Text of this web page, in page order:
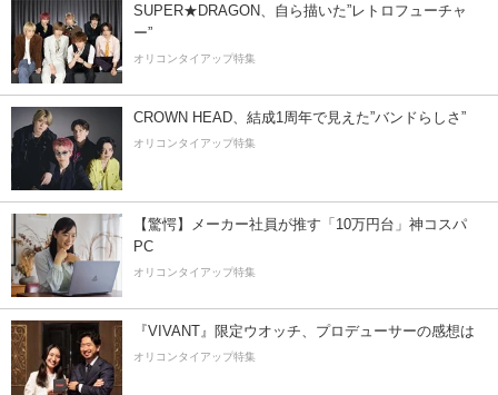
SUPER★DRAGON、自ら描いた”レトロフューチャ
ー”
オリコンタイアップ特集
CROWN HEAD、結成1周年で見えた”バンドらしさ”
オリコンタイアップ特集
【驚愕】メーカー社員が推す「10万円台」神コスパ
PC
オリコンタイアップ特集
『VIVANT』限定ウオッチ、プロデューサーの感想は
オリコンタイアップ特集